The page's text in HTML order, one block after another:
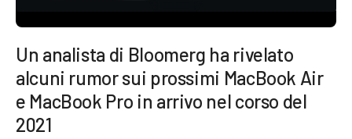
Un analista di Bloomerg ha rivelato
alcuni rumor sui prossimi MacBook Air
e MacBook Pro in arrivo nel corso del
2021